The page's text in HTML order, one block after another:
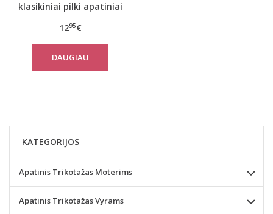
klasikiniai pilki apatiniai
1295€
DAUGIAU
KATEGORIJOS
Apatinis Trikotažas Moterims
Apatinis Trikotažas Vyrams